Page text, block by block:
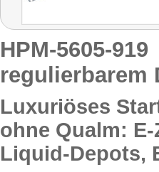
HPM-5605-
regulierbarem
Luxuriöses
ohne Qualm:
Liquid-Depots,